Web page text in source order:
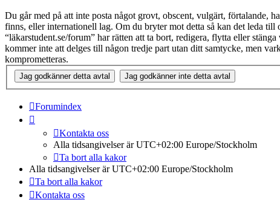
Du går med på att inte posta något grovt, obscent, vulgärt, förtalande,
finns, eller internationell lag. Om du bryter mot detta så kan det leda
“läkarstudent.se/forum” har rätten att ta bort, redigera, flytta eller
kommer inte att delges till någon tredje part utan ditt samtycke, men
komprometteras.
Forumindex
Kontakta oss
Alla tidsangivelser är UTC+02:00 Europe/Stockholm
Ta bort alla kakor
Alla tidsangivelser är UTC+02:00 Europe/Stockholm
Ta bort alla kakor
Kontakta oss